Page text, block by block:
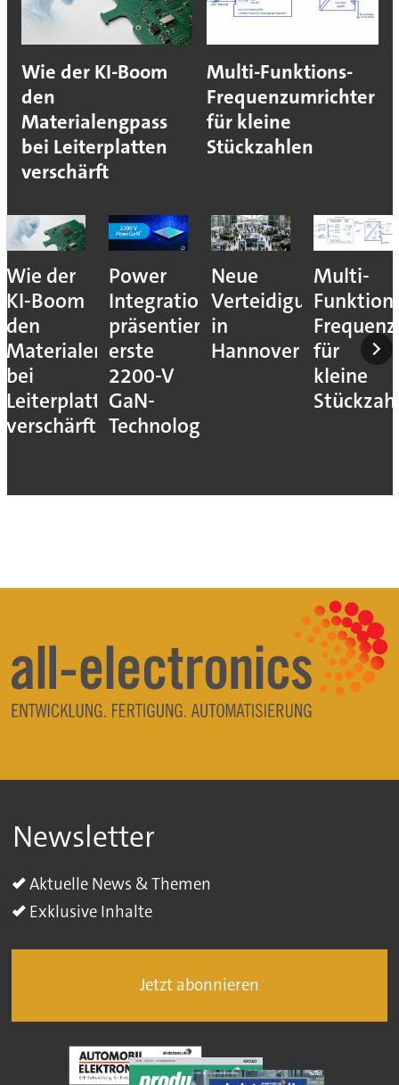
Wie der KI-Boom
den
Materialengpass
bei Leiterplatten
verschärft
Multi-Funktions-
Frequenzumrichter
für kleine
Stückzahlen
Wie der
KI-Boom
den
Materialengpass
bei
Leiterplatten
verschärft
Power
Integrations
präsentiert
erste
2200-V
GaN-
Technologie
Neue
Verteidigungsmesse
in
Hannover
Multi-
für
kleine
Newsletter
Aktuelle News & Themen
Exklusive Inhalte
Jetzt abonnieren